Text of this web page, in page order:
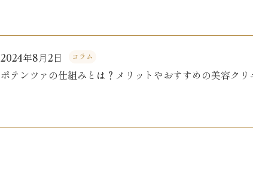
2024年8月2日 コラム
ポテンツァの仕組みとは？メリットやおすすめの美容クリ